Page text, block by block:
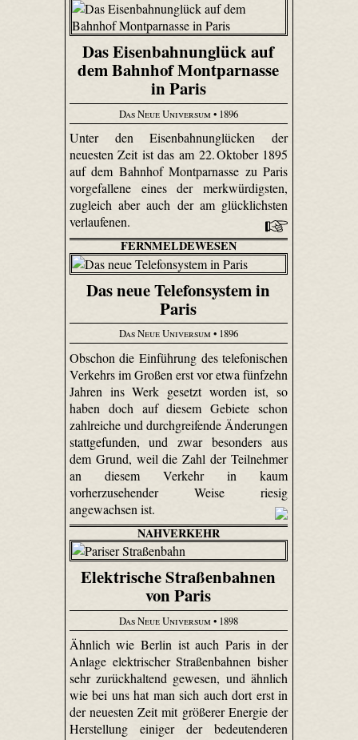
Das Eisenbahnunglück auf
dem Bahnhof Montparnasse
in Paris
Das Neue Universum • 1896
Unter den Eisenbahnunglücken der
neuesten Zeit ist das am 22. Oktober 1895
auf dem Bahnhof Montparnasse zu Paris
vorgefallene eines der merkwürdigsten,
zugleich aber auch der am glücklichsten
verlaufenen.
FERNMELDEWESEN
Das neue Telefonsystem in
Paris
Das Neue Universum • 1896
Obschon die Einführung des telefonischen
Verkehrs im Großen erst vor etwa fünfzehn
Jahren ins Werk gesetzt worden ist, so
haben doch auf diesem Gebiete schon
zahlreiche und durchgreifende Änderungen
stattgefunden, und zwar besonders aus
dem Grund, weil die Zahl der Teilnehmer
an diesem Verkehr in kaum
vorherzusehender Weise riesig
angewachsen ist.
NAHVERKEHR
Elektrische Straßenbahnen
von Paris
Das Neue Universum • 1898
Ähnlich wie Berlin ist auch Paris in der
Anlage elektrischer Straßenbahnen bisher
sehr zurückhaltend gewesen, und ähnlich
wie bei uns hat man sich auch dort erst in
der neuesten Zeit mit größerer Energie der
Herstellung einiger der bedeutenderen